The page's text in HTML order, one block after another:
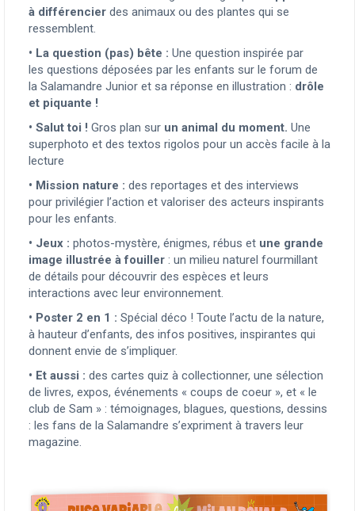
à différencier des animaux ou des plantes qui se
ressemblent.
• La question (pas) bête : Une question inspirée par
les questions déposées par les enfants sur le forum de
la Salamandre Junior et sa réponse en illustration : drôle
et piquante !
• Salut toi ! Gros plan sur un animal du moment. Une
superphoto et des textos rigolos pour un accès facile à la
lecture
• Mission nature : des reportages et des interviews
pour privilégier l’action et valoriser des acteurs inspirants
pour les enfants.
• Jeux : photos-mystère, énigmes, rébus et une grande
image illustrée à fouiller : un milieu naturel fourmillant
de détails pour découvrir des espèces et leurs
interactions avec leur environnement.
• Poster 2 en 1 : Spécial déco ! Toute l’actu de la nature,
à hauteur d’enfants, des infos positives, inspirantes qui
donnent envie de s’impliquer.
• Et aussi : des cartes quiz à collectionner, une sélection
de livres, expos, événements « coups de coeur », et « le
club de Sam » : témoignages, blagues, questions, dessins
: les fans de la Salamandre s’expriment à travers leur
magazine.